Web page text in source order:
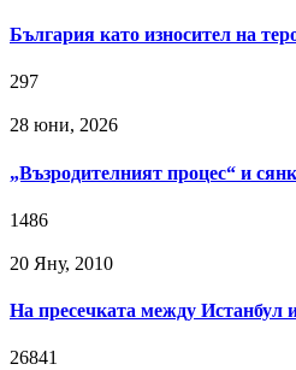
България като износител на
297
28 юни, 2026
„Възродителният процес“ и
1486
20 Яну, 2010
На пресечката между
26841